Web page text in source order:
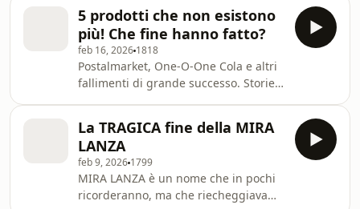
la sua unica s
Storie di Brand racconta l’ascesa, la
caduta e la rinascita di un marchio
che ha trasformato una semplice
sosta in un rito collettivo. Ma dietro il
mito, c’è molto più di quanto
immaginiamo. 🔴 Guarda il video de
Le Stelle Marine 🔴 Guarda l'inchiesta
di FarWest
5 prodotti che non esistono
più! Che fine hanno fatto?
feb 16, 2026 1818
Postalmarket, One-O-One Cola e altri
fallimenti di grande successo. Storie
Te li ricordi? Cosa ci insegnano questi
fragorosi fallimenti? 🔴 Scopri l'oscura
storia della MIRA LANZA:
https://youtu.be/ZNvjc1xhvlw 🤳
Seguici su INSTAGRAM —
La TRAGICA fine della MIRA
LANZA
feb 9, 2026 1799
MIRA LANZA è un nome che in pochi
ricorderanno, ma che riecheggiava